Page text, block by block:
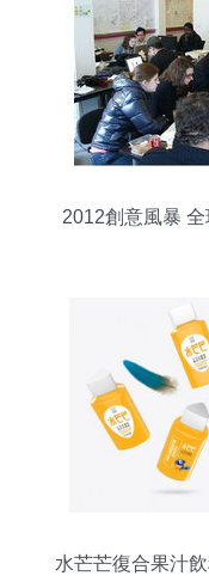
2012創意風暴
水芒芒復合果汁